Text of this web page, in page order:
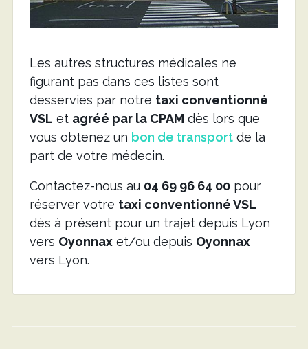
Les autres structures médicales ne
figurant pas dans ces listes sont
desservies par notre taxi conventionné
VSL et agréé par la CPAM dès lors que
vous obtenez un bon de transportde la
part de votre médecin.
Contactez-nous au 04 69 96 64 00pour
réserver votre taxi conventionné VSL
dès à présent pour un trajet depuis Lyon
vers Oyonnaxet/ou depuis Oyonnax
vers Lyon.